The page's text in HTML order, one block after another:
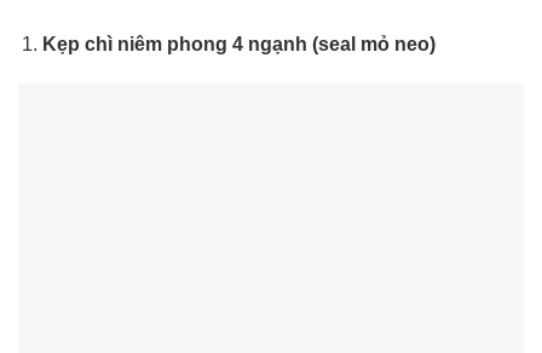
Kẹp chì niêm phong 4 ngạnh (seal mỏ neo)